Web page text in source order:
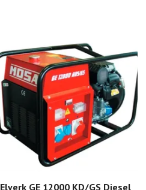
Elverk GE 12000 KD/GS Diesel